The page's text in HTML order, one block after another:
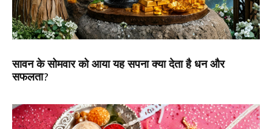
सावन के सोमवार को आया यह सपना क्या देता है धन और
सफलता?